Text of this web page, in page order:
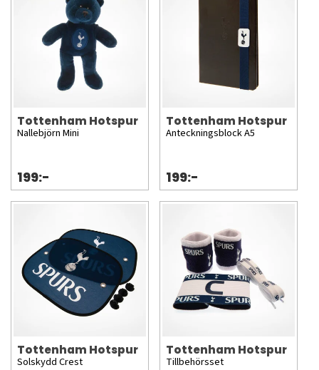
Tottenham Hotspur
Nallebjörn Mini
199:-
Tottenham Hotspur
Anteckningsblock A5
199:-
Tottenham Hotspur
Solskydd Crest
Tottenham Hotspur
Tillbehörsset